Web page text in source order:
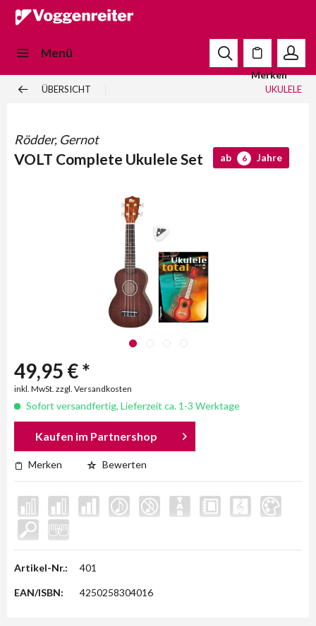
Menü
Merken
ÜBERSICHT UKULELE
Rödder, Gernot
VOLT Complete Ukulele Set ab 6 Jahre
49,95 € *
inkl. MwSt. zzgl. Versandkosten
Sofort versandfertig, Lieferzeit ca. 1-3 Werktage
Kaufen im Partnershop
Merken Bewerten
Artikel-Nr.: 401
EAN/ISBN: 4250258304016